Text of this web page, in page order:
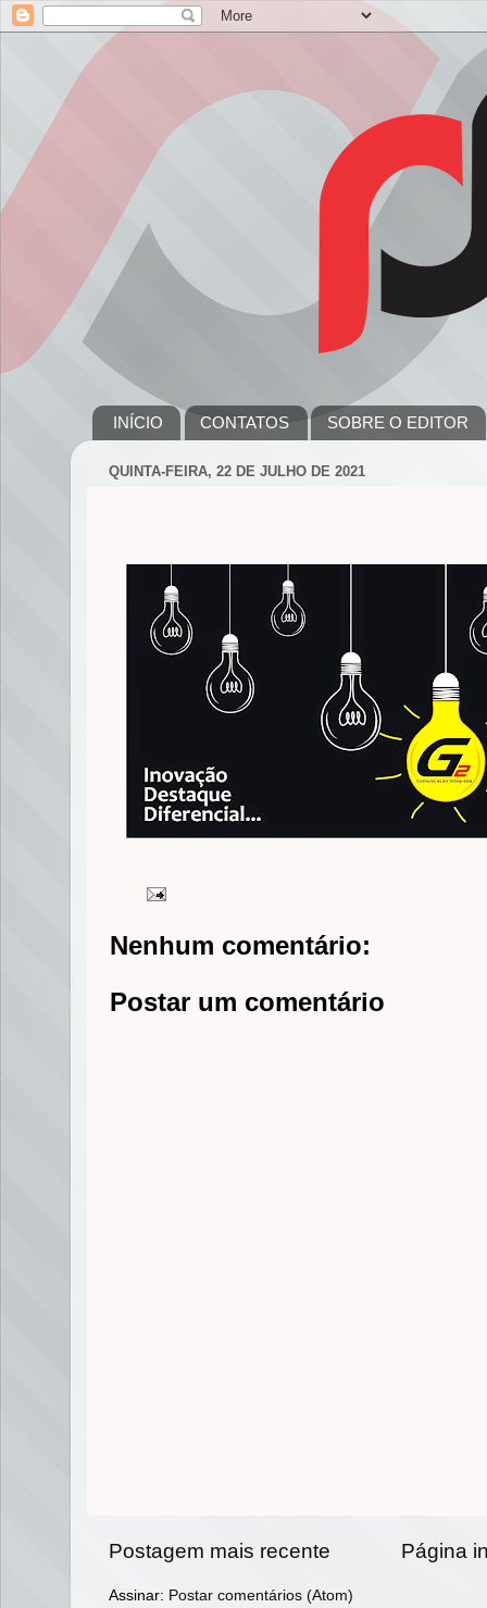
INÍCIO CONTATOS SOBRE O EDITOR
QUINTA-FEIRA, 22 DE JULHO DE 2021
Nenhum comentário:
Postar um comentário
Postagem mais recente Página
Assinar: Postar comentários (Atom)